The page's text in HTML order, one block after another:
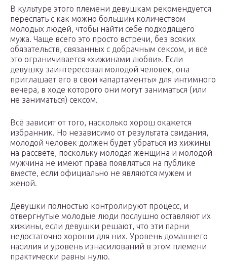
В культуре этого племени девушкам рекомендуется
переспать с как можно большим количеством
молодых людей, чтобы найти себе подходящего
мужа. Чаще всего это просто встречи, без всяких
обязательств, связанных с добрачным сексом, и всё
это ограничивается «хижинами любви». Если
девушку заинтересовал молодой человек, она
приглашает его в свои «апартаменты» для интимного
вечера, в ходе которого они могут заниматься (или
не заниматься) сексом.
Всё зависит от того, насколько хорош окажется
избранник. Но независимо от результата свидания,
молодой человек должен будет убраться из хижины
на рассвете, поскольку молодая женщина и молодой
мужчина не имеют права появляться на публике
вместе, если официально не являются мужем и
женой.
Девушки полностью контролируют процесс, и
отвергнутые молодые люди послушно оставляют их
хижины, если девушки решают, что эти парни
недостаточно хороши для них. Уровень домашнего
насилия и уровень изнасилований в этом племени
практически равны нулю.